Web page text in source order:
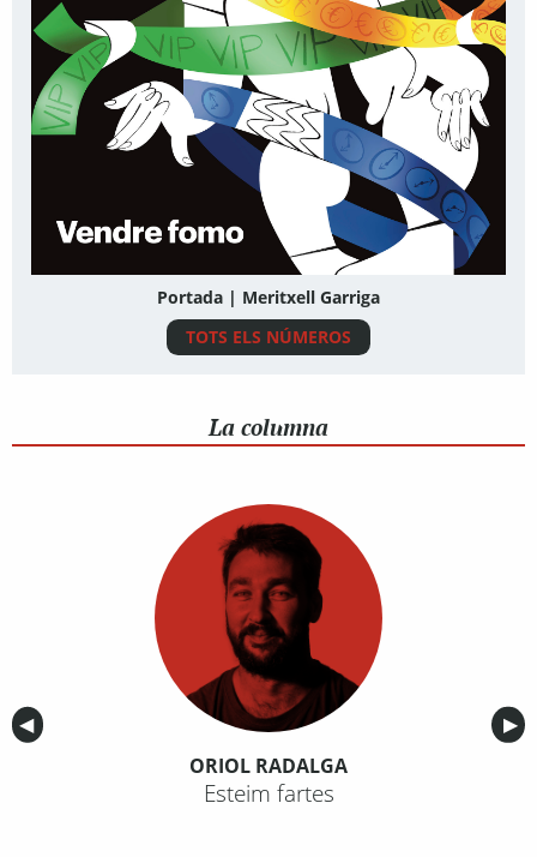
Portada | Meritxell Garriga
TOTS ELS NÚMEROS
La columna
Anterior
◀︎ ▶︎
ORIOL RADALGA
Esteim fartes